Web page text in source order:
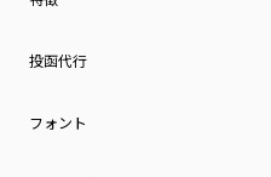
投函代行
フォント